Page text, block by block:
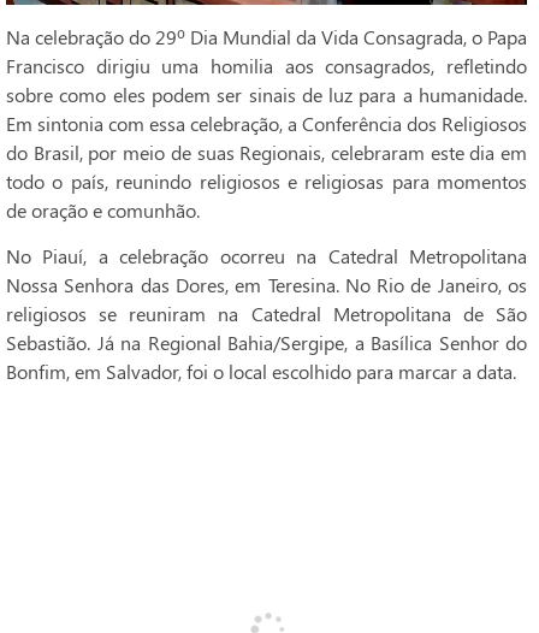
Na celebração do 29º Dia Mundial da Vida Consagrada, o Papa
Francisco dirigiu uma homilia aos consagrados, refletindo
sobre como eles podem ser sinais de luz para a humanidade.
Em sintonia com essa celebração, a Conferência dos Religiosos
do Brasil, por meio de suas Regionais, celebraram este dia em
todo o país, reunindo religiosos e religiosas para momentos
de oração e comunhão.
No Piauí, a celebração ocorreu na Catedral Metropolitana
Nossa Senhora das Dores, em Teresina. No Rio de Janeiro, os
religiosos se reuniram na Catedral Metropolitana de São
Sebastião. Já na Regional Bahia/Sergipe, a Basílica Senhor do
Bonfim, em Salvador, foi o local escolhido para marcar a data.